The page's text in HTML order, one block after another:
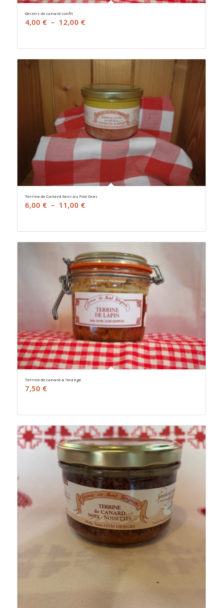
Gésiers de canard confit
4,00 € – 12,00 €Plage
4,00 €
12,00 €
Terrine de Canard farci au Foie Gras
6,00 € – 11,00 €Plage
6,00 €
à
11,00 €
Terrine de canard à l’orange
7,50 €